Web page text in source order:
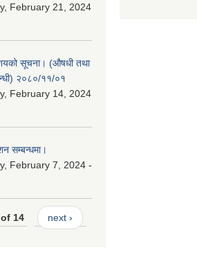
February 21, 2024
सूचना। (औषधी तथा
२०८०/११/०१
February 14, 2024
सम्बन्धमा।
February 7, 2024 -
14 next ›